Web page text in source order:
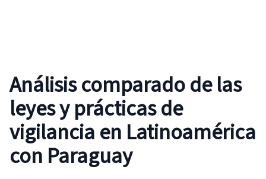
Análisis comparado de las
leyes y prácticas de
vigilancia en Latinoamérica
con Paraguay